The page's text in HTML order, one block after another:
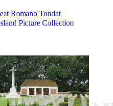
Romano Tondat
Picture Collection